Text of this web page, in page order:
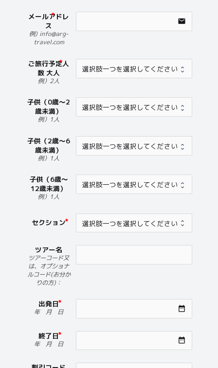
メールアドレ
ス
例) info@arg-
travel.com
email
ご旅行予定人
数 大人
例）2人
子供（0歳～2
歳未満）
例）1人
子供（2歳～6
歳未満）
例）1人
子供（6歳～
12歳未満）
例）1人
セクション
ツアー名
ツアーコード又
は、オプショナ
ルコード(お分か
りの方)：
出発日
年 月 日 date_range
終了日
年 月 日 date_range